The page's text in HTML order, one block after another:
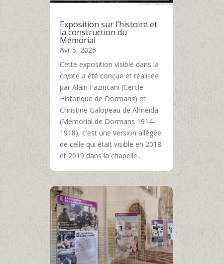
Exposition sur l’histoire et
la construction du
Mémorial
Avr 5, 2025
Cette exposition visible dans la
crypte a été conçue et réalisée
par Alain Fazincani (Cercle
Historique de Dormans) et
Christine Galopeau de Almeida
(Mémorial de Dormans 1914-
1918), c'est une version allégée
de celle qui était visible en 2018
et 2019 dans la chapelle...